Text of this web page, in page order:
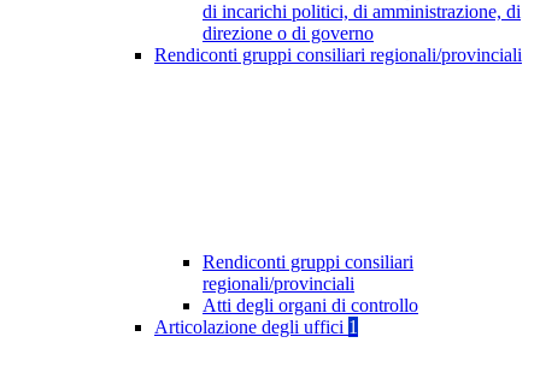
di incarichi politici, di amministrazione, di
direzione o di governo
Rendiconti gruppi consiliari regionali/provinciali
Rendiconti gruppi consiliari
regionali/provinciali
Atti degli organi di controllo
Articolazione degli uffici 1